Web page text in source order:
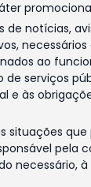
notícias,
ao
serviços
e às
situações
pela
necessário, à